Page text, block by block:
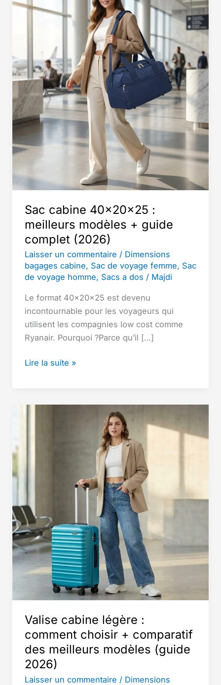
Sac cabine 40x20x25 :
meilleurs modèles + guide
complet (2026)
Laisser un commentaire / Dimensions
bagages cabine, Sac de voyage femme, Sac
de voyage homme, Sacs a dos / Majdi
Le format 40x20x25 est devenu
incontournable pour les voyageurs qui
utilisent les compagnies low cost comme
Ryanair. Pourquoi ?Parce qu’il […]
Sac
:
Lire la suite »
Valise cabine légère :
comment choisir + comparatif
des meilleurs modèles (guide
2026)
Laisser un commentaire / Dimensions